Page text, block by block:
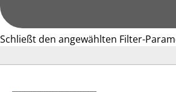
Schließt den angewählten Filter-